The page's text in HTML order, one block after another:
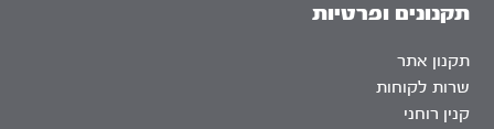
תקנונים ופרטיות
תקנון אתר
שרות לקוחות
קנין רוחני